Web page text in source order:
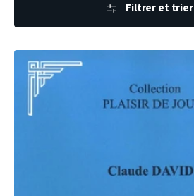
Filtrer et trier
PARTITION
SUITE
DANSE